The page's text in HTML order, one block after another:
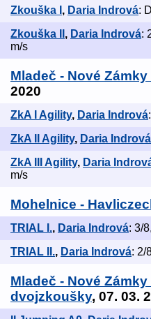
Zkouška I , Daria Indrová:
Zkouška II , Daria Indrová:
m/s
Mladeč - Nové
2020
ZkA I Agility, Daria Indrová
ZkA II Agility, Daria Indrová
ZkA III Agility, Daria
m/s
Mohelnice -
TRIAL I., Daria Indrová: 3/
TRIAL II., Daria Indrová: 2/
Mladeč - Nové Zámky
dvojzkoušky, 07. 03.